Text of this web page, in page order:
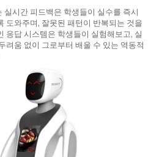
실시간 피드백은 학생들이 실수를 즉시
도와주며, 잘못된 패턴이 반복되는 것을
응답 시스템은 학생들이 실험해보고, 실
려움 없이 그로부터 배울 수 있는 역동적